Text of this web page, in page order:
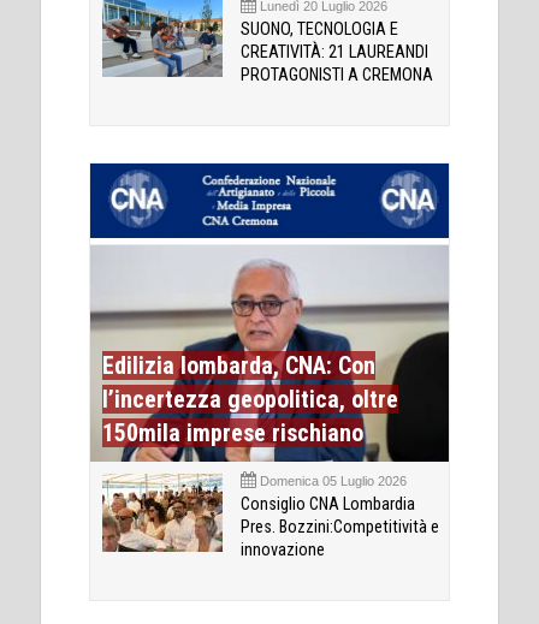
Lunedì 20 Luglio 2026
SUONO, TECNOLOGIA E
CREATIVITÀ: 21 LAUREANDI
PROTAGONISTI A CREMONA
Edilizia lombarda, CNA: Con
l’incertezza geopolitica, oltre
150mila imprese rischiano
Domenica 05 Luglio 2026
Consiglio CNA Lombardia
Pres. Bozzini:Competitività e
innovazione